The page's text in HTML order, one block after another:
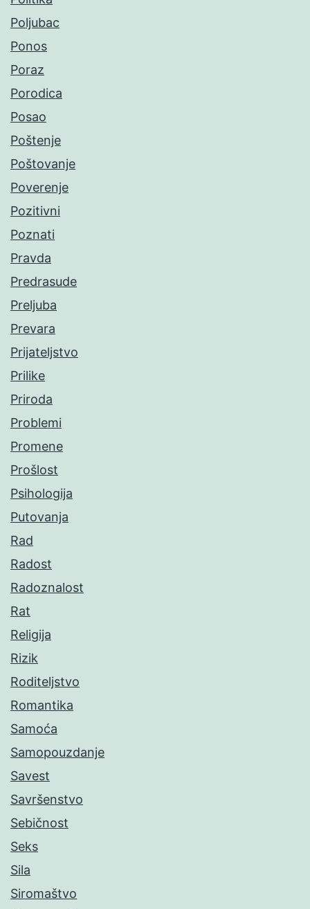
Poljubac
Ponos
Poraz
Porodica
Posao
Poštenje
Poštovanje
Poverenje
Pozitivni
Poznati
Pravda
Predrasude
Preljuba
Prevara
Prijateljstvo
Prilike
Priroda
Problemi
Promene
Prošlost
Psihologija
Putovanja
Rad
Radost
Radoznalost
Rat
Religija
Rizik
Roditeljstvo
Romantika
Samoća
Samopouzdanje
Savest
Savršenstvo
Sebičnost
Seks
Sila
Siromaštvo